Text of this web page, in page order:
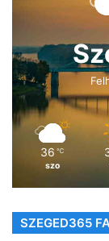
36 ℃
szo
SZEGED365